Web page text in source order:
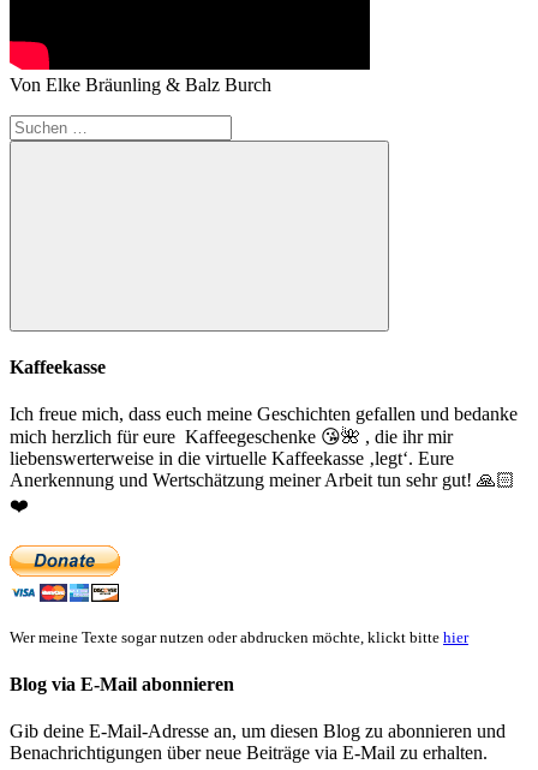
Von Elke Bräunling & Balz Burch
Suchen
nach:
Suchen
Kaffeekasse
Ich freue mich, dass euch meine Geschichten gefallen und bedanke
mich herzlich für eure Kaffeegeschenke 😘🌺 , die ihr mir
liebenswerterweise in die virtuelle Kaffeekasse ‚legt‘. Eure
Anerkennung und Wertschätzung meiner Arbeit tun sehr gut! 🙏🏻
❤️
Wer meine Texte sogar nutzen oder abdrucken möchte, klickt bitte hier
Blog via E-Mail abonnieren
Gib deine E-Mail-Adresse an, um diesen Blog zu abonnieren und
Benachrichtigungen über neue Beiträge via E-Mail zu erhalten.